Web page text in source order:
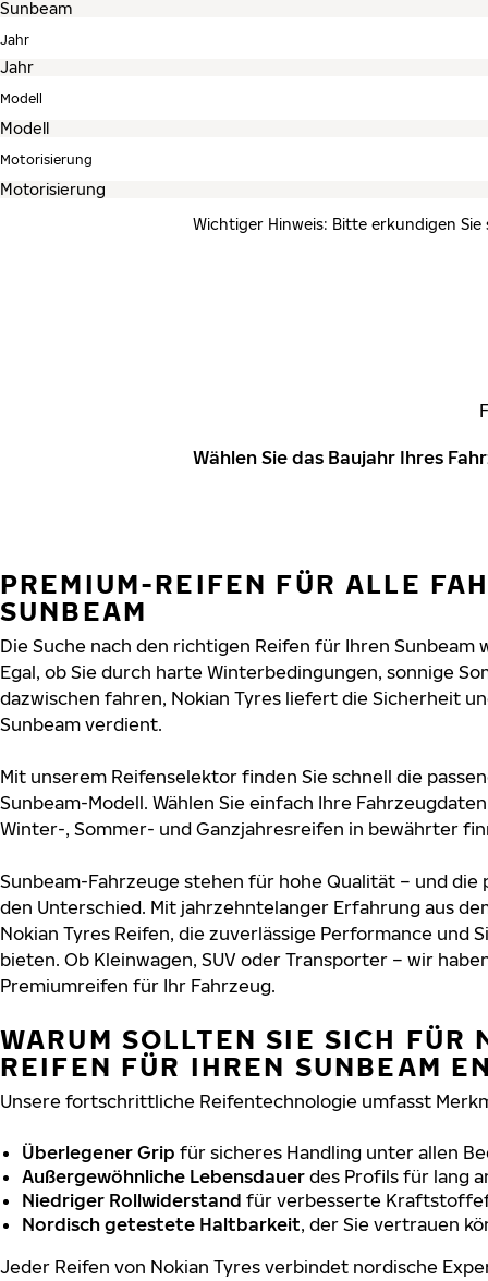
Jahr
Modell
Motorisierung
Wichtiger Hinweis: Bitte erkundigen
Wählen Sie das Baujahr Ihres
PREMIUM-REIFEN FÜR ALLE
SUNBEAM
Die Suche nach den richtigen Reifen für Ihren Sunbeam
Egal, ob Sie durch harte Winterbedingungen, sonnige
dazwischen fahren, Nokian Tyres liefert die Sicherheit
Sunbeam verdient.
Mit unserem Reifenselektor finden Sie schnell die
Sunbeam-Modell. Wählen Sie einfach Ihre
Winter-, Sommer- und Ganzjahresreifen in bewährter
Sunbeam-Fahrzeuge stehen für hohe Qualität – und die
den Unterschied. Mit jahrzehntelanger Erfahrung aus
Nokian Tyres Reifen, die zuverlässige Performance und
bieten. Ob Kleinwagen, SUV oder Transporter – wir
Premiumreifen für Ihr Fahrzeug.
WARUM SOLLTEN SIE SICH FÜR
REIFEN FÜR IHREN SUNBEAM
Unsere fortschrittliche Reifentechnologie umfasst
Überlegener Grip für sicheres Handling unter allen
Außergewöhnliche Lebensdauer des Profils für lang
Niedriger Rollwiderstand für verbesserte
Nordisch getestete Haltbarkeit, der Sie vertrauen
Jeder Reifen von Nokian Tyres verbindet nordische